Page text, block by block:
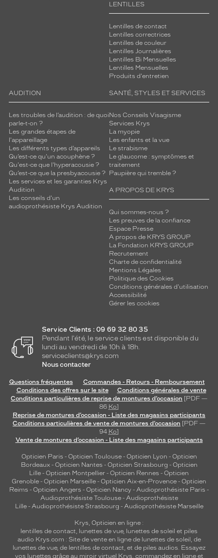
de
protection
Polarisant
Non
Type
de
verres
compatibles
Progressifs
Plastique
Fournisseur
Eyewear
Marque
LENTILLES
Lentilles de contact
Lentilles correctrices
Lentilles de couleur
Lentilles Journalières
Lentilles Bi Mensuelles
Lentilles Mensuelles
Produits d'entretien
AUDITION
Les troubles de l’audition : de quoi
parle-t-on ?
Les grandes étapes de
l'appareillage
Les différents types d’appareils
Qu’est-ce qu'un acouphène ?
Qu'est-ce que l'hyperacousie ?
Qu’est-ce que la presbyacousie ?
Les services et les garanties Krys
Audition
Les conseils d'un
audioprothésiste Krys Audition
SANTÉ, STYLES ET SERVICES
Nos Conseils Visagisme
Services Krys
La myopie
Les enfants et la vue
Le strabisme
Le glaucome : symptômes et
traitement
Paupière qui tremble ?
A PROPOS DE KRYS
Qui sommes-nous ?
Les preuves de la confiance
Espace Presse
A propos de KRYS GROUP
La Fondation KRYS GROUP
Recrutement
Charte de confidentialité
Mentions Légales
Politique des Cookies
Conditions générales d'utilisation
Accessibilité
Gérer les cookies
Service Clients : 09 69 32 80 35
Pendant l'été, le service clients est disponible du
lundi au vendredi de 10h à 18h.
serviceclients@krys.com
Nous contacter
Questions fréquentes
Commandes - Retours - Remboursement
Conditions des offres sur le site
Conditions générales de vente
Conditions particulières de reprise de montures d’occasion [PDF —
86 Ko]
Reprise de montures d’occasion - Liste des magasins participants
Conditions particulières de vente de montures d’occasion [PDF —
94 Ko]
Vente de montures d’occasion - Liste des magasins participants
Opticien Paris - Opticien Toulouse- Opticien Lyon - Opticien
Bordeaux- Opticien Nantes - Opticien Strasbourg - Opticien
Lille - Opticien Montpellier - Opticien Rennes - Opticien
Grenoble - Opticien Marseille - Opticien Aix-en-Provence - Opticien
Reims - Opticien Angers - Opticien Nancy - Audioprothésiste Paris -
Audioprothésiste Toulouse- Audioprothésiste
Lille- Audioprothésiste Strasbourg - Audioprothésiste Marseille
Krys, Opticien en ligne :
lentilles de contact, lunettes de vue, lunettes de soleil et piles
audio Krys.com : Site de vente en ligne de lunettes de soleil, de
lunettes de vue, de lentilles de contact, et de piles audios. Essayez
vos lunettes grâce au miroir virtuel Krys, commandez en ligne et